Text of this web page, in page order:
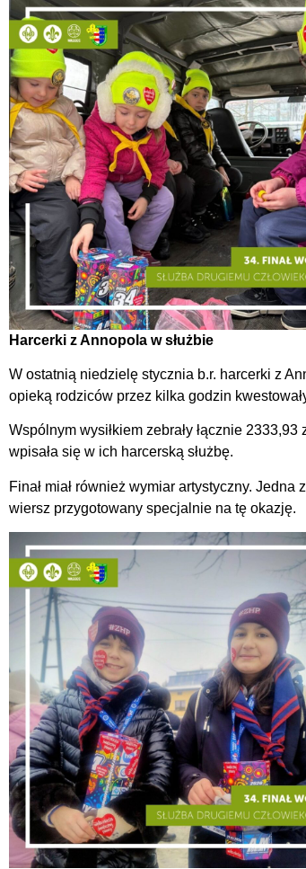
Harcerki z Annopola w służbie
W ostatnią niedzielę stycznia b.r. harcerki z
opieką rodziców przez kilka godzin
Wspólnym wysiłkiem zebrały łącznie
wpisała się w ich harcerską służbę.
Finał miał również wymiar artystyczny.
wiersz przygotowany specjalnie na tę okazję.